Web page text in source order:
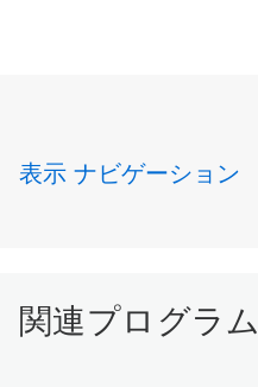
表示 ナビゲーション
関連プログラム